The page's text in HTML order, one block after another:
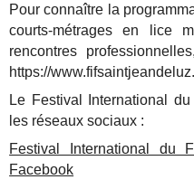
Pour connaître la
courts-métrages en lice
rencontres
https://
Le Festival International
les réseaux sociaux :
Festival International du
Facebook